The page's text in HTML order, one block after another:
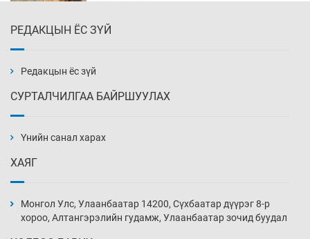
3 цаг 15 мин
3 цаг 45 мин
4 цаг 15 мин
РЕДАКЦЫН ЁС ЗҮЙ
Редакцын ёс зүй
СУРТАЛЧИЛГАА БАЙРШУУЛАХ
Үнийн санал харах
ХАЯГ
Монгол Улс, Улаанбаатар 14200, Сүхбаатар дүүрэг 8-р
хороо, Алтангэрэлийн гудамж, Улаанбаатар зочид буудал